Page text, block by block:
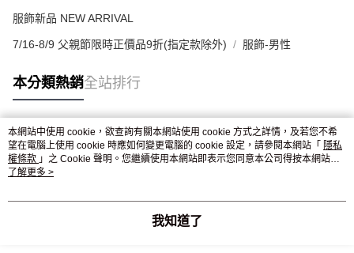
服飾新品 NEW ARRIVAL
7/16-8/9 父親節限時正價品9折(指定款除外) 服飾-男性
本分類熱銷全站排行
熱門標籤
本網站中使用 cookie，欲查詢有關本網站使用 cookie 方式之詳情，及若您不希
望在電腦上使用 cookie 時應如何變更電腦的 cookie 設定，請參閱本網站「 隱私
權條款 」之 Cookie 聲明。您繼續使用本網站即表示您同意本公司得按本網站使
用條款之 Cookie 聲明使用 cookie。
了解更多 >
我知道了